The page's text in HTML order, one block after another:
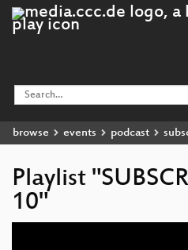
browse events podcast
Playlist
10"